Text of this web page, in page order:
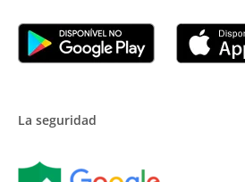
La seguridad